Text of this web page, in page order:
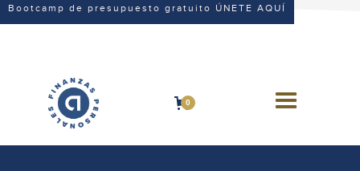
Bootcamp de presupuesto gratuito ÚNETE AQUÍ
0